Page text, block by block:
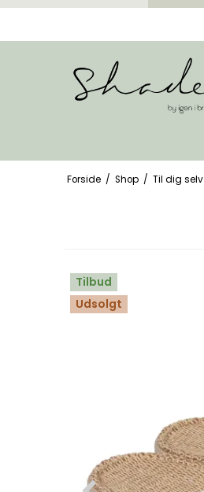
Forside / Shop / Til dig selv
Tilbud
Udsolgt